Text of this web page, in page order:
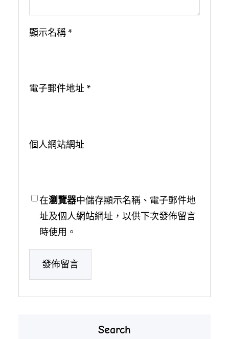
顯示名稱 *
電子郵件地址 *
個人網站網址
在瀏覽器中儲存顯示名稱、電子郵件地
址及個人網站網址，以供下次發佈留言
時使用。
Search